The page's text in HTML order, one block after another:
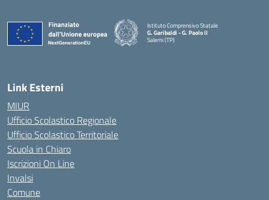
Istituto Comprensivo Statale
G. Garibaldi - G. Paolo II
Salemi (TP)
Link Esterni
MIUR
Ufficio Scolastico Regionale
Ufficio Scolastico Territoriale
Scuola in Chiaro
Iscrizioni On Line
Invalsi
Comune